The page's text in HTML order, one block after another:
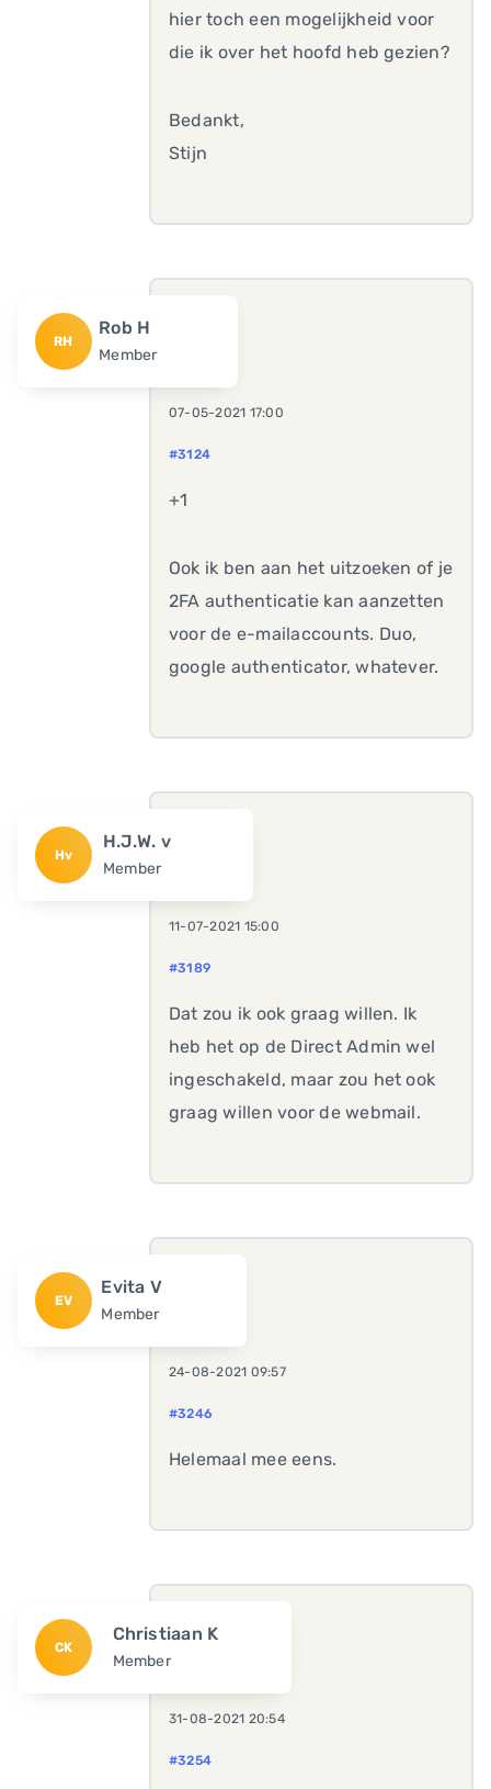
hier toch een mogelijkheid voor
die ik over het hoofd heb gezien?
Bedankt,
Stijn
RH
Rob H
Member
07-05-2021 17:00
#3124
+1
Ook ik ben aan het uitzoeken of je
2FA authenticatie kan aanzetten
voor de e-mailaccounts. Duo,
google authenticator, whatever.
Hv
H.J.W. v
Member
11-07-2021 15:00
#3189
Dat zou ik ook graag willen. Ik
heb het op de Direct Admin wel
ingeschakeld, maar zou het ook
graag willen voor de webmail.
EV
Evita V
Member
24-08-2021 09:57
#3246
Helemaal mee eens.
CK
Christiaan K
Member
31-08-2021 20:54
#3254